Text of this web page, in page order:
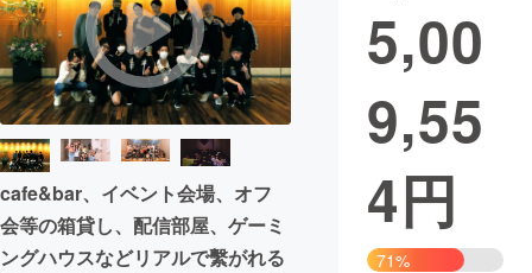
テクノロジー・ガジェット ゲーム・サ
映像・映画
ビジネス・起業
まちづくり・地域活性化
cafe&bar、イベント会場、オフ
会等の箱貸し、配信部屋、ゲーミ
ングハウスなどリアルで繫がれる
5,00
9,55
4円
71%